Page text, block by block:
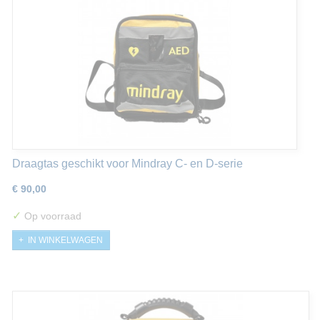
Draagtas geschikt voor Mindray C- en D-serie
€ 90,00
✓ Op voorraad
IN WINKELWAGEN